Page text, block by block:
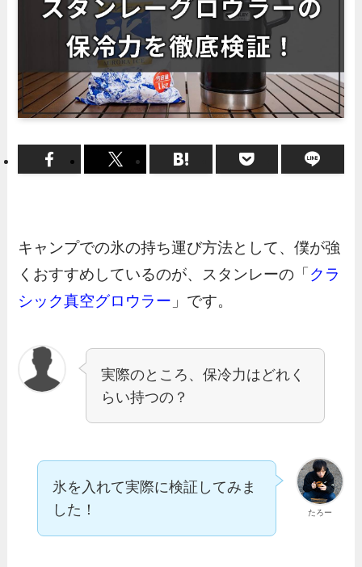
キャンプでの氷の持ち運び方法として、僕が強
くおすすめしているのが、スタンレーの「 クラ
シック真空グロウラー 」です。
実際のところ、保冷力はどれく
らい持つの？
たろー
氷を入れて実際に検証してみま
した！